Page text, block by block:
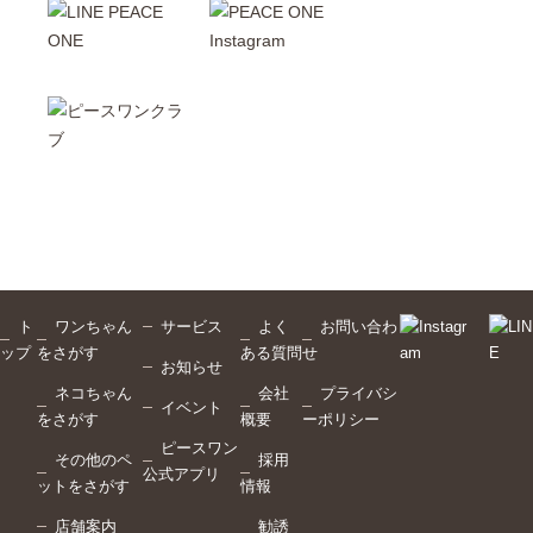
ト
ップ
ワンちゃん
をさがす
ネコちゃん
をさがす
その他のペ
ットをさがす
店舗案内
サービス
お知らせ
イベント
ピースワン
公式アプリ
よく
ある質問
会社
概要
採用
情報
勧誘
お問い合わ
せ
プライバシ
ーポリシー